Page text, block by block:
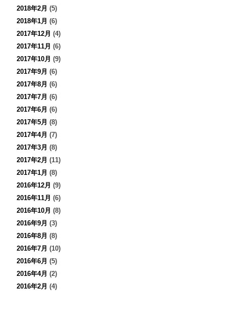
2018年2月 (5)
2018年1月 (6)
2017年12月 (4)
2017年11月 (6)
2017年10月 (9)
2017年9月 (6)
2017年8月 (6)
2017年7月 (6)
2017年6月 (6)
2017年5月 (8)
2017年4月 (7)
2017年3月 (8)
2017年2月 (11)
2017年1月 (8)
2016年12月 (9)
2016年11月 (6)
2016年10月 (8)
2016年9月 (3)
2016年8月 (8)
2016年7月 (10)
2016年6月 (5)
2016年4月 (2)
2016年2月 (4)